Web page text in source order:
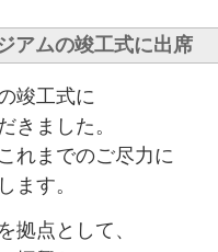
アムの竣工式に出席
竣工式に
きました。
れまでのご尽力に
ます。
拠点として、